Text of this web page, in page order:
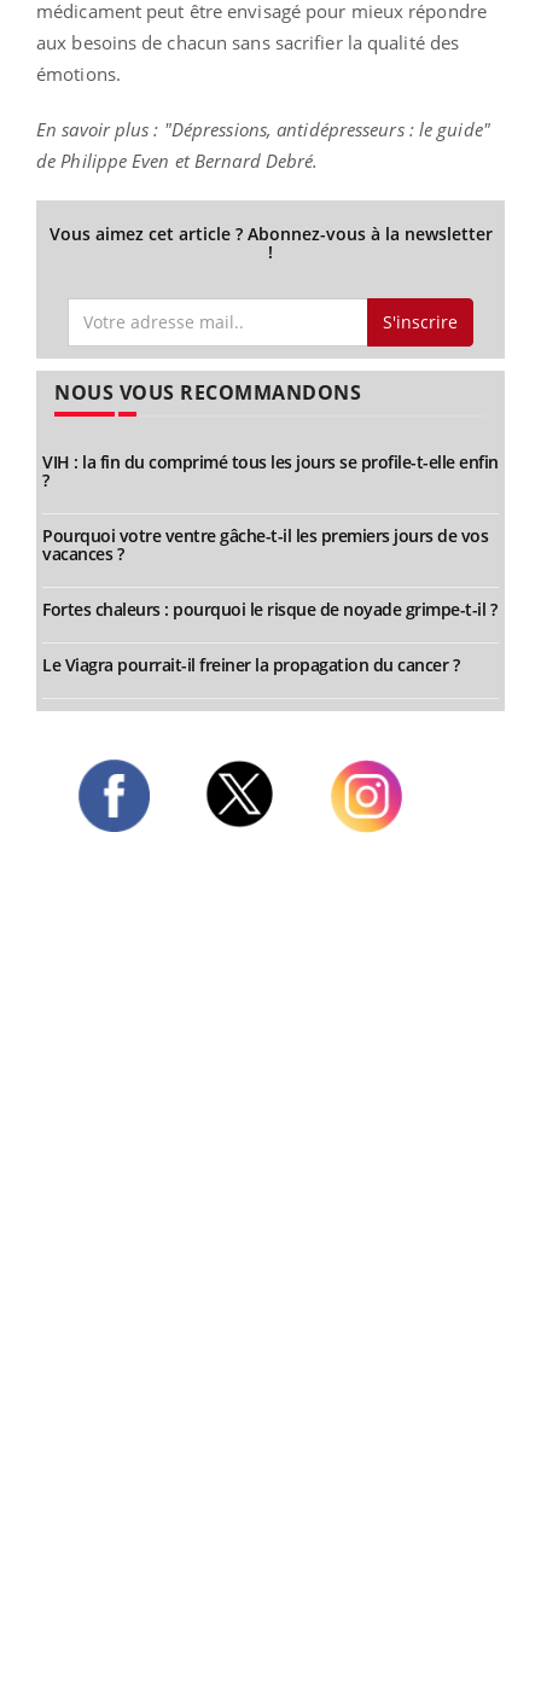
médicament peut être envisagé pour mieux répondre
aux besoins de chacun sans sacrifier la qualité des
émotions.
En savoir plus : "Dépressions, antidépresseurs : le guide"
de Philippe Even et Bernard Debré.
Vous aimez cet article ? Abonnez-vous à la newsletter
!
S'inscrire
NOUS VOUS RECOMMANDONS
VIH : la fin du comprimé tous les jours se profile-t-elle enfin
?
Pourquoi votre ventre gâche-t-il les premiers jours de vos
vacances ?
Fortes chaleurs : pourquoi le risque de noyade grimpe-t-il ?
Le Viagra pourrait-il freiner la propagation du cancer ?